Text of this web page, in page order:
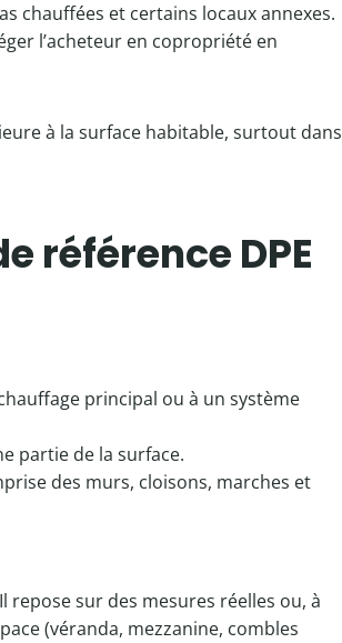
chauffées et certains locaux annexes.
l’acheteur en copropriété en
à la surface habitable, surtout dans
référence DPE
principal ou à un système
partie de la surface.
des murs, cloisons, marches et
sur des mesures réelles ou, à
(véranda, mezzanine, combles